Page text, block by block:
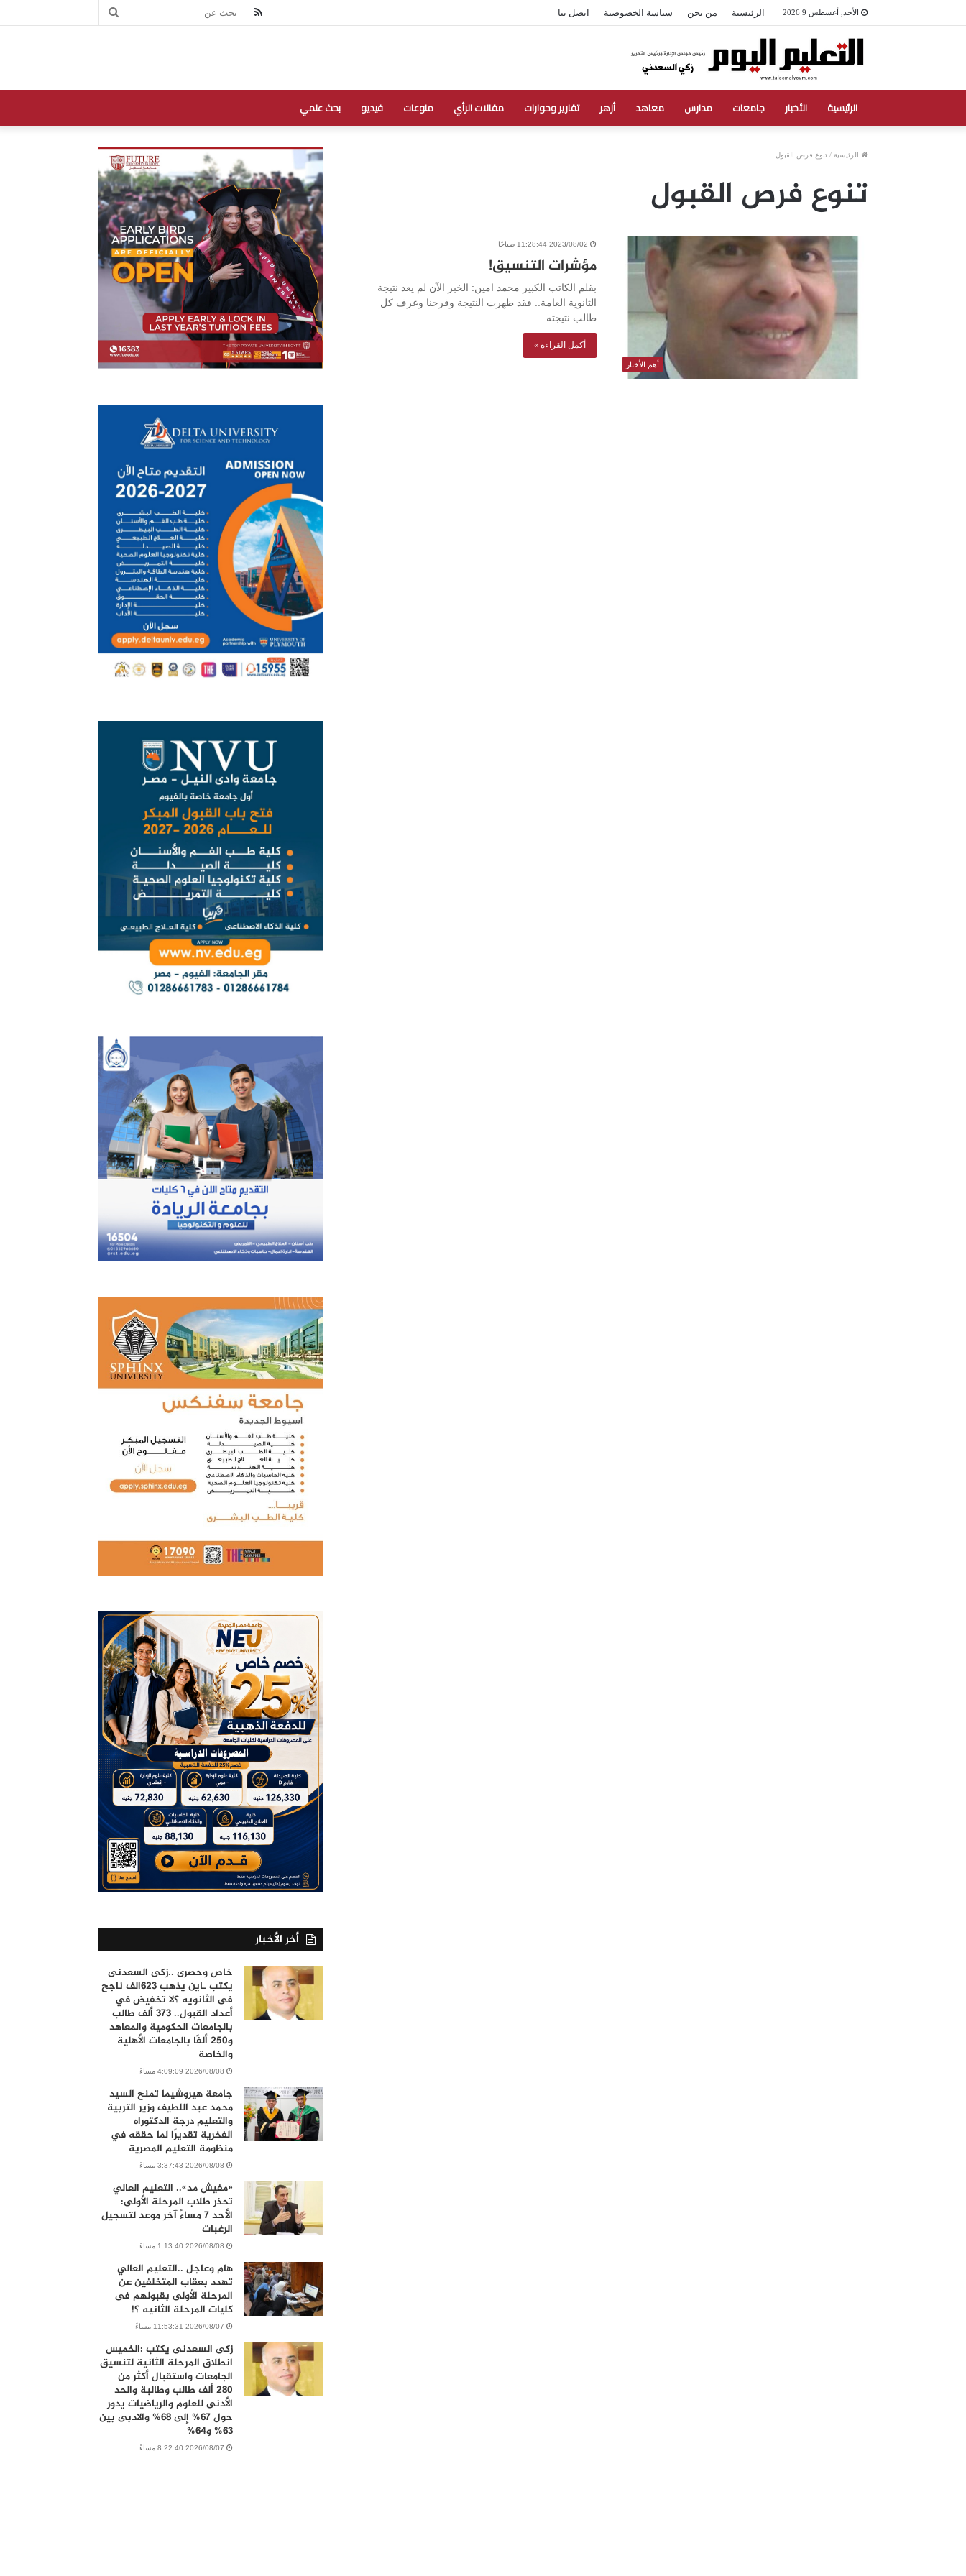
الأحد, أغسطس 9 2026 الرئيسية من نحن سياسة الخصوصية اتصل بنا بحث RSS
الرئيسية الأخبار جامعات مدارس معاهد أزهر تقارير وحوارات مقالات الرأي منوعات فيديو بحث علمي
الرئيسية / تنوع فرص القبول
تنوع فرص القبول
أهم الأخبار
2023/08/02 11:28:44 صباحًا
مؤشرات التنسيق!
بقلم الكاتب الكبير محمد امين: الخبر الآن لم يعد نتيجة
الثانوية العامة.. فقد ظهرت النتيجة وفرحنا وعرف كل
طالب نتيجته..…
أكمل القراءة »
أخر الأخبار
خاص وحصرى ..زكى السعدنى
يكتب ـاين يذهب ٦٢٣الف ناجح
فى الثانويه ؟لا تخفيض في
أعداد القبول.. 373 ألف طالب
بالجامعات الحكومية والمعاهد
و250 ألفًا بالجامعات الأهلية
والخاصة
2026/08/08 4:09:09 مساءً
جامعة هيروشيما تمنح السيد
محمد عبد اللطيف وزير التربية
والتعليم درجة الدكتوراه
الفخرية تقديرًا لما حققه في
منظومة التعليم المصرية
2026/08/08 3:37:43 مساءً
«مفيش مد».. التعليم العالي
تحذر طلاب المرحلة الأولى:
الأحد 7 مساءً آخر موعد لتسجيل
الرغبات
2026/08/08 1:13:40 مساءً
هام وعاجل ..التعليم العالي
تهدد بعقاب المتخلفين عن
المرحلة الأولى بقبولهم فى
كليات المرحلة الثانيه ؟!
2026/08/07 11:53:31 مساءً
زكى السعدنى يكتب :الخميس
انطلاق المرحلة الثانية لتنسيق
الجامعات واستقبال أكثر من
280 ألف طالب وطالبة والحد
الأدنى للعلوم والرياضيات يدور
حول 67% إلى 68% والادبى بين
63% و64%
2026/08/07 8:22:40 مساءً